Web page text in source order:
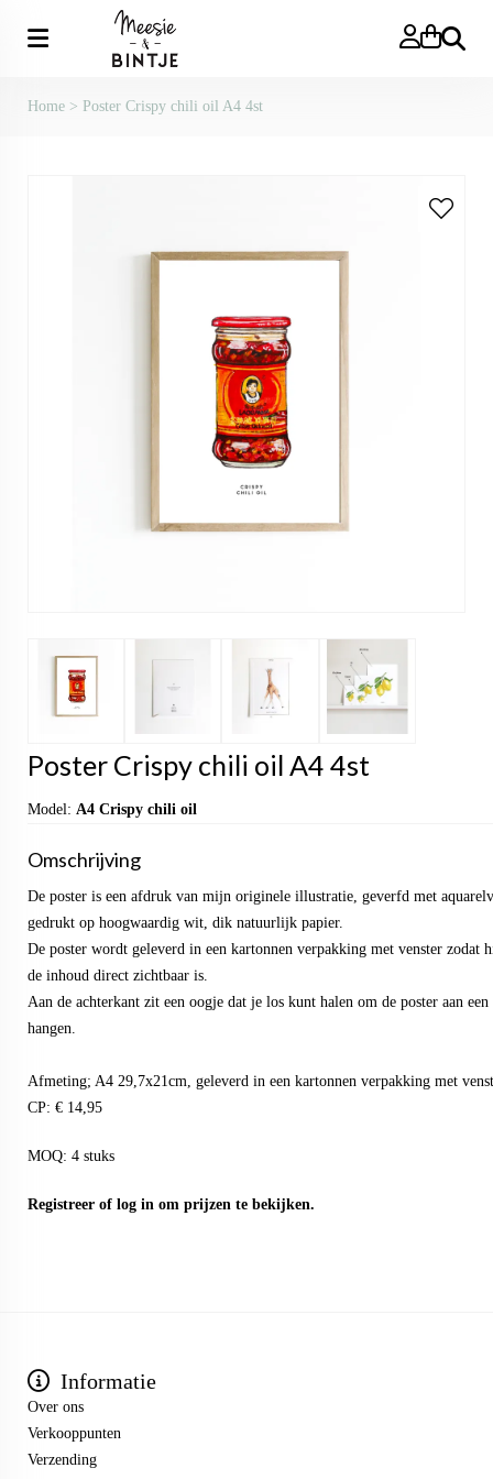
Zoeken
Home > Poster Crispy chili oil A4 4st
Poster Crispy chili oil A4 4st
Model: A4 Crispy chili oil
Omschrijving
De poster is een afdruk van mijn originele illustratie, geverfd met
gedrukt op hoogwaardig wit, dik natuurlijk papier.
De poster wordt geleverd in een kartonnen verpakking met venster
de inhoud direct zichtbaar is.
Aan de achterkant zit een oogje dat je los kunt halen om de poster aan
hangen.
Afmeting; A4 29,7x21cm, geleverd in een kartonnen verpakking met
CP: € 14,95
MOQ: 4 stuks
Registreer of log in om prijzen te bekijken.
Informatie
Over ons
Verkooppunten
Verzending